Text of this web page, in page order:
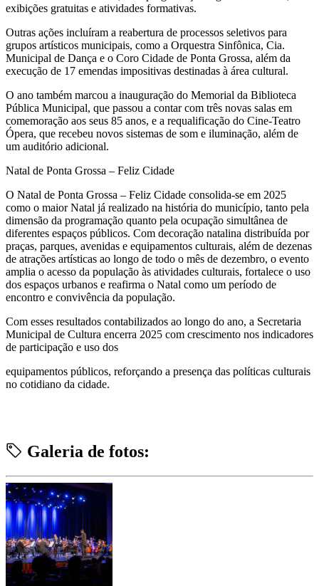
exibições gratuitas e atividades formativas.
Outras ações incluíram a reabertura de processos seletivos para
grupos artísticos municipais, como a Orquestra Sinfônica, Cia.
Municipal de Dança e o Coro Cidade de Ponta Grossa, além da
execução de 17 emendas impositivas destinadas à área cultural.
O ano também marcou a inauguração do Memorial da Biblioteca
Pública Municipal, que passou a contar com três novas salas em
comemoração aos seus 85 anos, e a requalificação do Cine-Teatro
Ópera, que recebeu novos sistemas de som e iluminação, além de
um auditório adicional.
Natal de Ponta Grossa – Feliz Cidade
O Natal de Ponta Grossa – Feliz Cidade consolida-se em 2025
como o maior Natal já realizado na história do município, tanto pela
dimensão da programação quanto pela ocupação simultânea de
diferentes espaços públicos. Com decoração natalina distribuída por
praças, parques, avenidas e equipamentos culturais, além de dezenas
de atrações artísticas ao longo de todo o mês de dezembro, o evento
amplia o acesso da população às atividades culturais, fortalece o uso
dos espaços urbanos e reafirma o Natal como um período de
encontro e convivência da população.
Com esses resultados contabilizados ao longo do ano, a Secretaria
Municipal de Cultura encerra 2025 com crescimento nos indicadores
de participação e uso dos
equipamentos públicos, reforçando a presença das políticas culturais
no cotidiano da cidade.
Galeria de fotos: